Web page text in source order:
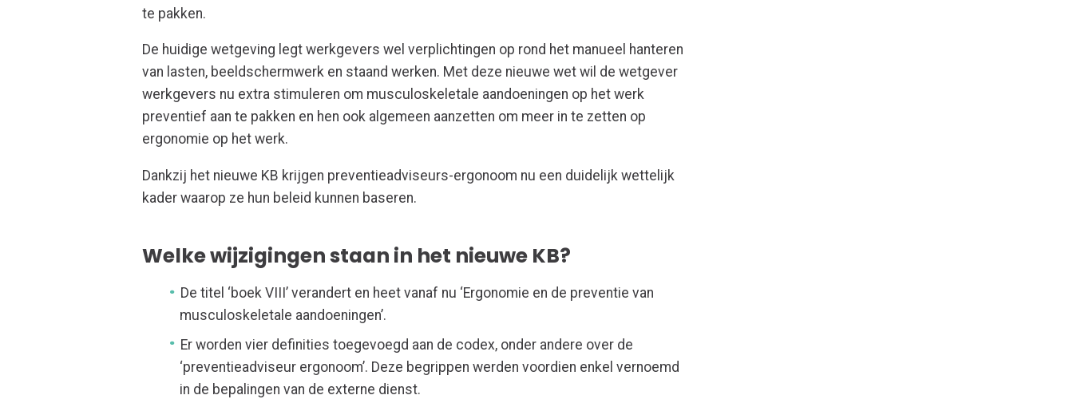
te pakken.
De huidige wetgeving legt werkgevers wel verplichtingen op rond het manueel hanteren
van lasten, beeldschermwerk en staand werken. Met deze nieuwe wet wil de wetgever
werkgevers nu extra stimuleren om musculoskeletale aandoeningen op het werk
preventief aan te pakken en hen ook algemeen aanzetten om meer in te zetten op
ergonomie op het werk.
Dankzij het nieuwe KB krijgen preventieadviseurs-ergonoom nu een duidelijk wettelijk
kader waarop ze hun beleid kunnen baseren.
Welke wijzigingen staan in het nieuwe KB?
De titel ‘boek VIII’ verandert en heet vanaf nu ‘Ergonomie en de preventie van
musculoskeletale aandoeningen’.
Er worden vier definities toegevoegd aan de codex, onder andere over de
‘preventieadviseur ergonoom’. Deze begrippen werden voordien enkel vernoemd
in de bepalingen van de externe dienst.